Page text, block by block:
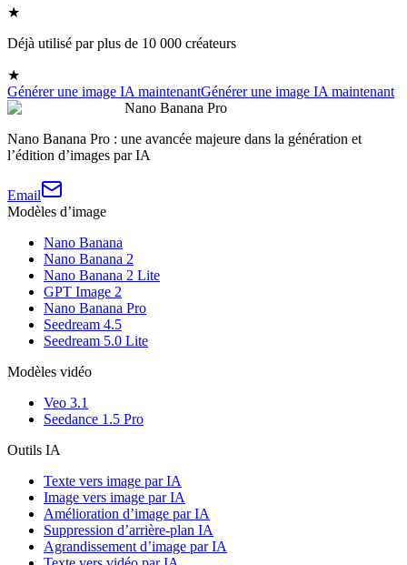
★
Déjà utilisé par plus de 10 000 créateurs
★
Générer une image IA maintenantGénérer une image IA maintenant
Nano Banana Pro
Nano Banana Pro : une avancée majeure dans la génération et
l’édition d’images par IA
Email
Modèles d’image
Nano Banana
Nano Banana 2
Nano Banana 2 Lite
GPT Image 2
Nano Banana Pro
Seedream 4.5
Seedream 5.0 Lite
Modèles vidéo
Veo 3.1
Seedance 1.5 Pro
Outils IA
Texte vers image par IA
Image vers image par IA
Amélioration d’image par IA
Suppression d’arrière-plan IA
Agrandissement d’image par IA